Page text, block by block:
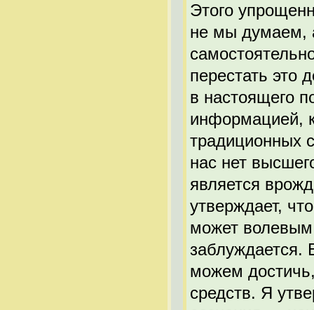
Этого
не мы думаем,
перестать это
в настоящего
информацией,
традиционных
нас нет
является
утверждает,
может волевым
заблуждается.
можем
средств. Я